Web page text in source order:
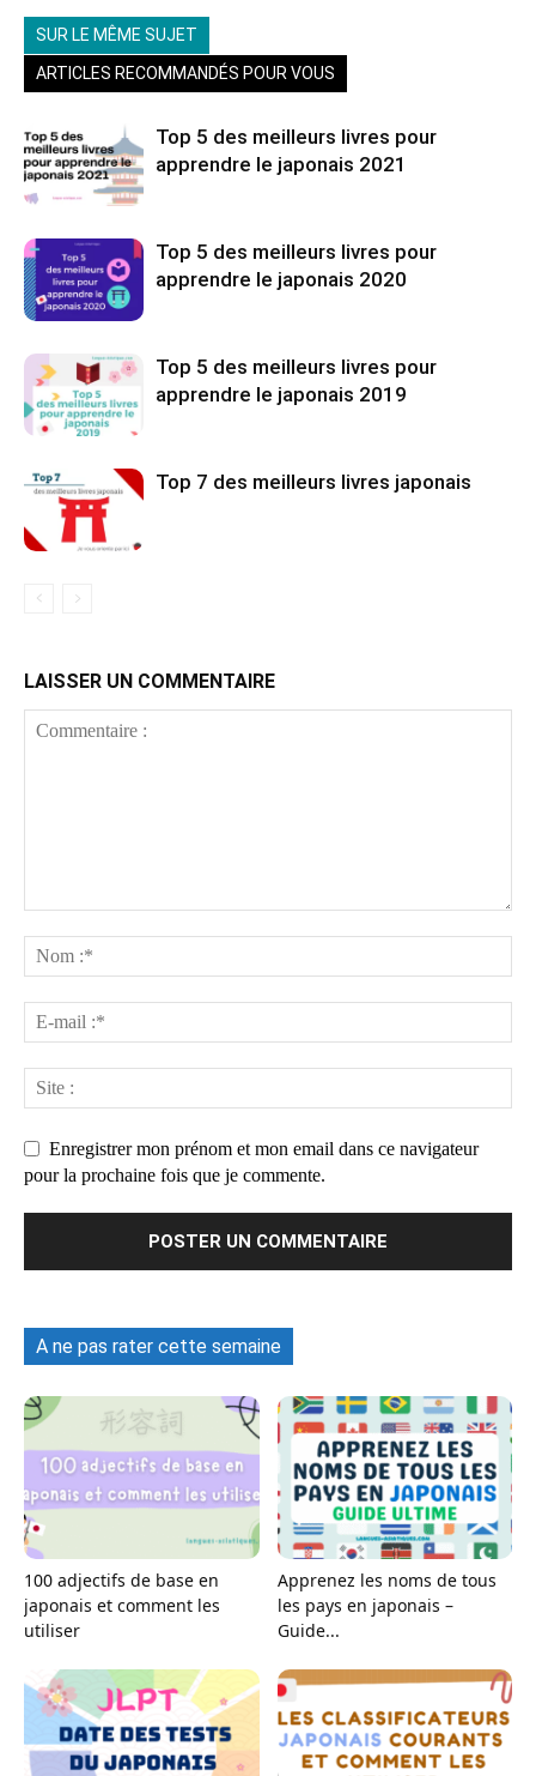
SUR LE MÊME SUJET
ARTICLES RECOMMANDÉS POUR VOUS
Top 5 des meilleurs livres pour
apprendre le japonais 2021
Top 5 des meilleurs livres pour
apprendre le japonais 2020
Top 5 des meilleurs livres pour
apprendre le japonais 2019
Top 7 des meilleurs livres japonais
LAISSER UN COMMENTAIRE
Enregistrer mon prénom et mon email dans ce navigateur
pour la prochaine fois que je commente.
A ne pas rater cette semaine
100 adjectifs de base en
japonais et comment les
utiliser
Apprenez les noms de tous
les pays en japonais –
Guide...